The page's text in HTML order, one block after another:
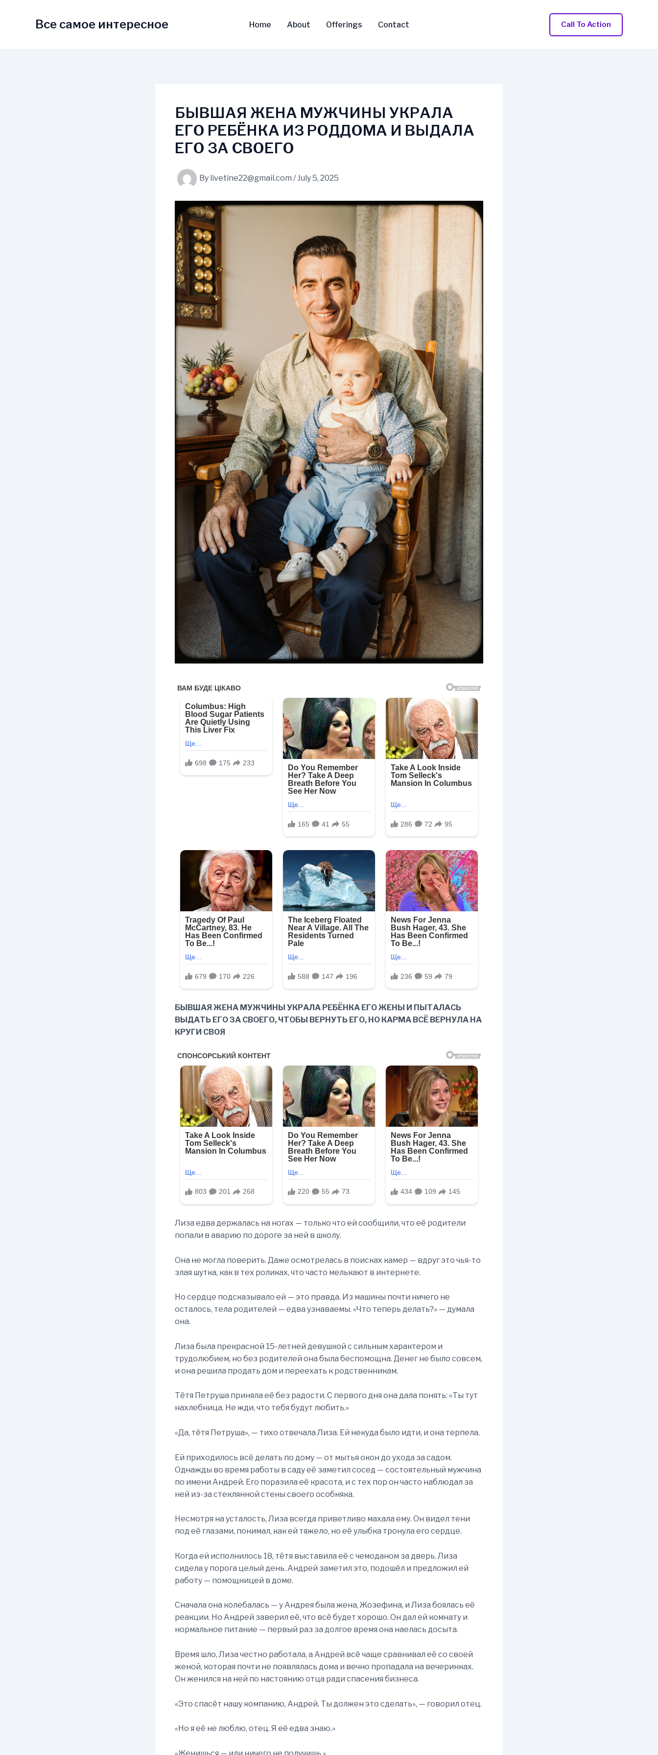
Все самое интересное Home About Offerings Contact Call To Action
БЫВШАЯ ЖЕНА МУЖЧИНЫ УКРАЛА
ЕГО РЕБЁНКА ИЗ РОДДОМА И ВЫДАЛА
ЕГО ЗА СВОЕГО
By livetine22@gmail.com /July 5, 2025
БЫВШАЯ ЖЕНА МУЖЧИНЫ УКРАЛА РЕБЁНКА ЕГО ЖЕНЫ И ПЫТАЛАСЬ
ВЫДАТЬ ЕГО ЗА СВОЕГО, ЧТОБЫ ВЕРНУТЬ ЕГО, НО КАРМА ВСЁ ВЕРНУЛА НА
КРУГИ СВОЯ
Лиза едва держалась на ногах — только что ей сообщили, что её родители
попали в аварию по дороге за ней в школу.
Она не могла поверить. Даже осмотрелась в поисках камер — вдруг это чья-то
злая шутка, как в тех роликах, что часто мелькают в интернете.
Но сердце подсказывало ей — это правда. Из машины почти ничего не
осталось, тела родителей — едва узнаваемы. «Что теперь делать?» — думала
она.
Лиза была прекрасной 15-летней девушкой с сильным характером и
трудолюбием, но без родителей она была беспомощна. Денег не было совсем,
и она решила продать дом и переехать к родственникам.
Тётя Петруша приняла её без радости. С первого дня она дала понять: «Ты тут
нахлебница. Не жди, что тебя будут любить.»
«Да, тётя Петруша», — тихо отвечала Лиза. Ей некуда было идти, и она терпела.
Ей приходилось всё делать по дому — от мытья окон до ухода за садом.
Однажды во время работы в саду её заметил сосед — состоятельный мужчина
по имени Андрей. Его поразила её красота, и с тех пор он часто наблюдал за
ней из-за стеклянной стены своего особняка.
Несмотря на усталость, Лиза всегда приветливо махала ему. Он видел тени
под её глазами, понимал, как ей тяжело, но её улыбка тронула его сердце.
Когда ей исполнилось 18, тётя выставила её с чемоданом за дверь. Лиза
сидела у порога целый день. Андрей заметил это, подошёл и предложил ей
работу — помощницей в доме.
Сначала она колебалась — у Андрея была жена, Жозефина, и Лиза боялась её
реакции. Но Андрей заверил её, что всё будет хорошо. Он дал ей комнату и
нормальное питание — первый раз за долгое время она наелась досыта.
Время шло, Лиза честно работала, а Андрей всё чаще сравнивал её со своей
женой, которая почти не появлялась дома и вечно пропадала на вечеринках.
Он женился на ней по настоянию отца ради спасения бизнеса.
«Это спасёт нашу компанию, Андрей. Ты должен это сделать», — говорил отец.
«Но я её не люблю, отец. Я её едва знаю.»
«Женишься — или ничего не получишь.»